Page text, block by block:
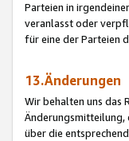
Parteien in
veranlasst oder
für eine der Parteien
13.Änderungen
Wir behalten uns das
Änderungsmitteilung,
über die